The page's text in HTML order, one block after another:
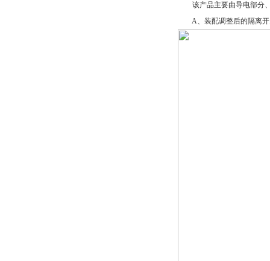
该产品主要由导电部分、
A、装配调整后的隔离开